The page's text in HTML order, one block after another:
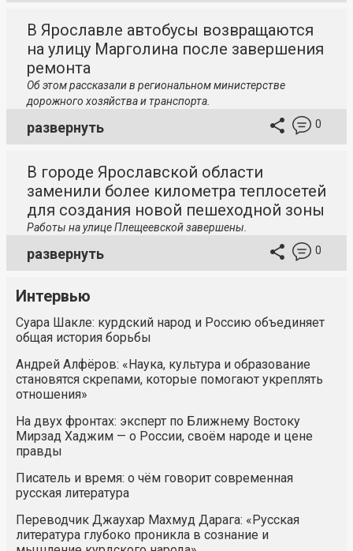
В Ярославле автобусы возвращаются
на улицу Марголина после завершения
ремонта
Об этом рассказали в региональном министерстве
дорожного хозяйства и транспорта.
развернуть 0
В городе Ярославской области
заменили более километра теплосетей
для создания новой пешеходной зоны
Работы на улице Плещеевской завершены.
развернуть 0
Интервью
Суара Шакле: курдский народ и Россию объединяет
общая история борьбы
Андрей Алфёров: «Наука, культура и образование
становятся скрепами, которые помогают укреплять
отношения»
На двух фронтах: эксперт по Ближнему Востоку
Мирзад Хаджим — о России, своём народе и цене
правды
Писатель и время: о чём говорит современная
русская литература
Переводчик Джаухар Махмуд Дарага: «Русская
литература глубоко проникла в сознание и